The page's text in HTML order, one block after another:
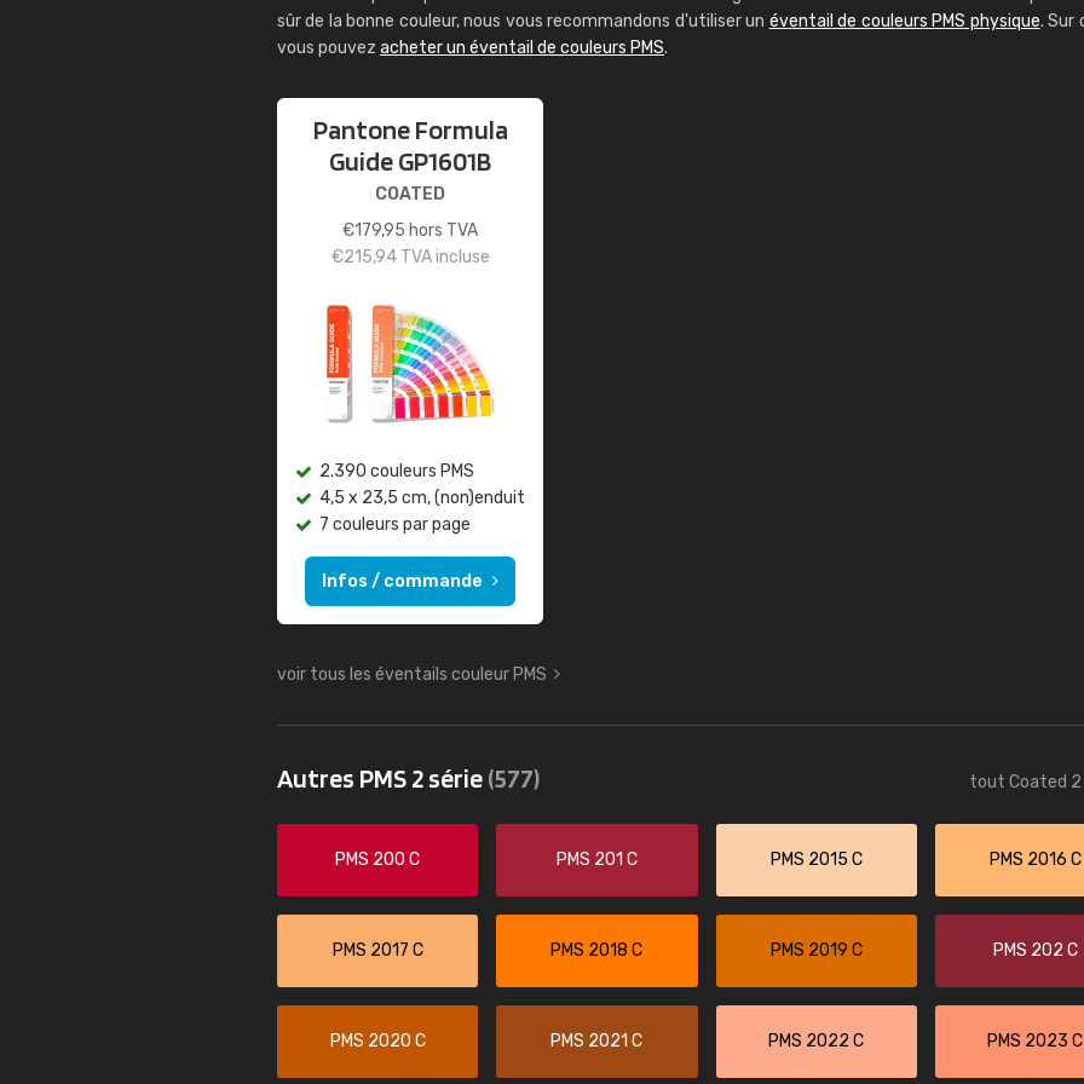
sûr de la bonne couleur, nous vous recommandons d'utiliser un éventail de couleurs PMS physique. Sur
vous pouvez acheter un éventail de couleurs PMS.
Pantone Formula
Guide GP1601B
COATED
€179,95 hors TVA
€215,94TVA incluse
2.390 couleurs PMS
4,5 x 23,5 cm, (non)enduit
7 couleurs par page
Infos / commande
voir tous les éventails couleur PMS
Autres PMS 2 série(577) tout Coated 2
PMS 200 C PMS 201 C PMS 2015 C PMS 2016 C
PMS 2017 C PMS 2018 C PMS 2019 C PMS 202 C
PMS 2020 C PMS 2021 C PMS 2022 C PMS 2023 C